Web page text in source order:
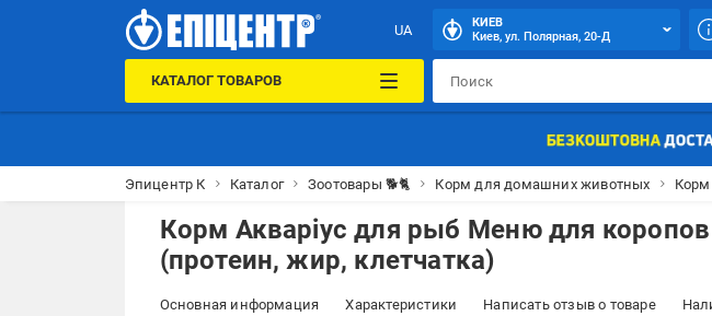
UA
КИЕВ
Киев, ул. Полярная, 20-Д
КАТАЛОГ ТОВАРОВ
Эпицентр К Каталог Зоотовары 🐕🐈 Корм для домашних животных
Корм Акваріус для рыб Меню для
(протеин, жир, клетчатка)
Основная информация Характеристики Написать отзыв о товаре